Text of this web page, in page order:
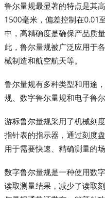
鲁尔量规最显著的特点是其
1500毫米，偏差控制在0.01
中，高精确度是确保产品质
此，鲁尔量规被广泛应用于
械制造和航空航天等。
鲁尔量规有多种类型和用途
规、数字鲁尔量规和电子鲁尔
游标鲁尔量规采用了机械刻
指针表的指示器，通过刻度
用于需要快速、精确测量的场
数字鲁尔量规是一种使用数
读取测量结果，减少了读取